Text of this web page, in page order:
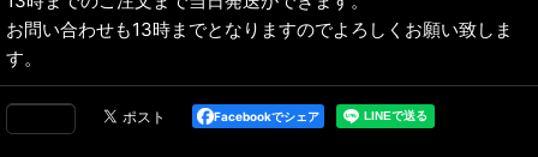
お問い合わせも13時までとなりますのでよろしくお願い致しま
す。
Facebookでシェア